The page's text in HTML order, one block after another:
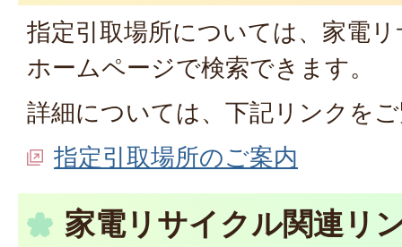
指定引取場所については、家電
ホームページで検索できます。
詳細については、下記リンクを
指定引取場所のご案内
家電リサイクル関連リ